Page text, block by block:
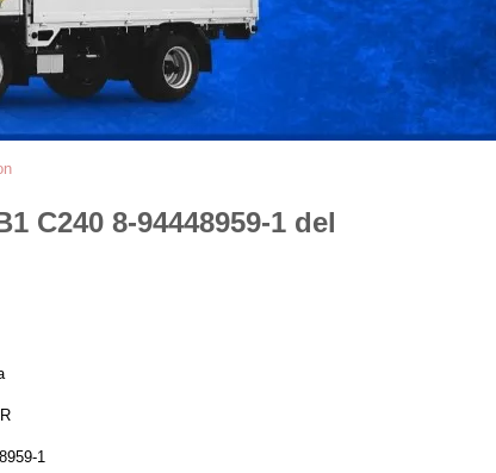
C240 8-94448959-1 del
1